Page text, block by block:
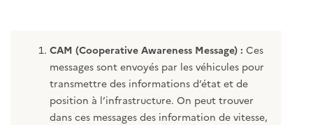
CAM (Cooperative Awareness Message) : Ces
messages sont envoyés par les véhicules pour
transmettre des informations d’état et de
position à l’infrastructure. On peut trouver
dans ces messages des information de vitesse,